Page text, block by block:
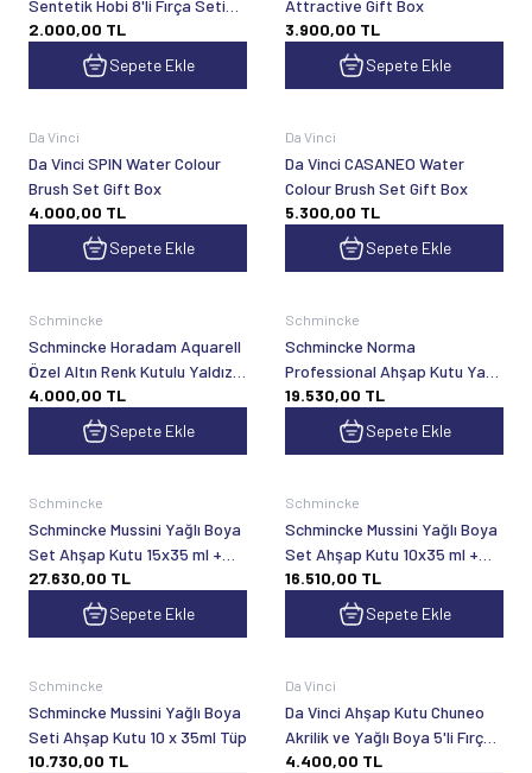
Sentetik Hobi 8'li Fırça Seti
Seri 5329
2.000,00 TL
Sepete Ekle
Attractive Gift Box
3.900,00 TL
Sepete Ekle
Da Vinci
Da Vinci SPIN Water Colour
Brush Set Gift Box
4.000,00 TL
Sepete Ekle
Da Vinci
Da Vinci CASANEO Water
Colour Brush Set Gift Box
5.300,00 TL
Sepete Ekle
Schmincke
Schmincke Horadam Aquarell
Özel Altın Renk Kutulu Yaldız
Renkler 6 x Yarım Tablet
4.000,00 TL
Sepete Ekle
Schmincke
Schmincke Norma
Professional Ahşap Kutu Yağlı
Boya
Seti,15x35ml+white120ml
19.530,00 TL
Sepete Ekle
Schmincke
Schmincke Mussini Yağlı Boya
Set Ahşap Kutu 15x35 ml +
white 150 ml
27.630,00 TL
Sepete Ekle
Schmincke
Schmincke Mussini Yağlı Boya
Set Ahşap Kutu 10x35 ml +
white 120 ml
16.510,00 TL
Sepete Ekle
Schmincke
Schmincke Mussini Yağlı Boya
Seti Ahşap Kutu 10 x 35ml Tüp
10.730,00 TL
Da Vinci
Da Vinci Ahşap Kutu Chuneo
Akrilik ve Yağlı Boya 5'li Fırça
Seti
4.400,00 TL